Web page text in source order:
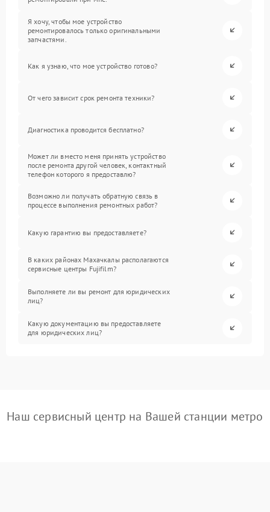
Я хочу, чтобы мое устройство
ремонтировалось только оригинальными
запчастями.
Как я узнаю, что мое устройство готово?
От чего зависит срок ремонта техники?
Диагностика проводится бесплатно?
Может ли вместо меня принять устройство
после ремонта другой человек, контактный
телефон которого я предоставлю?
Возможно ли получать обратную связь в
процессе выполнения ремонтных работ?
Какую гарантию вы предоставляете?
В каких районах Махачкалы располагаются
сервисные центры Fujifilm?
Выполняете ли вы ремонт для юридических
лиц?
Какую документацию вы предоставляете
для юридических лиц?
Наш сервисный центр на Вашей станции метро